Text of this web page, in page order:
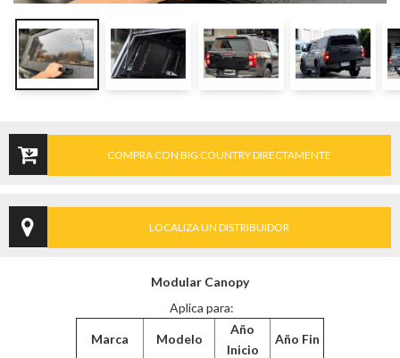
COMPRA CON BIG COUNTRY DIRECTAMENTE
LOCALIZA UN DISTRIBUIDOR
Modular Canopy
Aplica para:
Marca Modelo
Año
Inicio
Año Fin